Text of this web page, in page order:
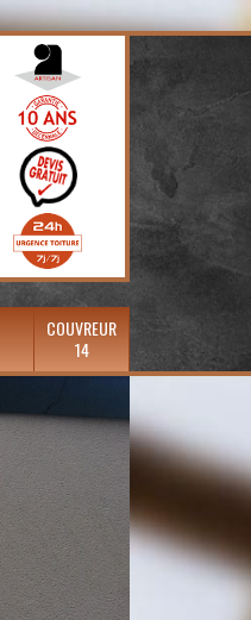
COUVREUR
14